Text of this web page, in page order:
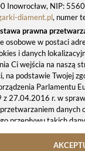
Inowrocław, NIP:
diament.pl, numer
prawna
osobowe w postaci
i danych
Ci wejścia na naszą
na podstawie Twojej
Parlamentu
27.04.2016 r. w
danych
przepływu takich
rozporządzenie